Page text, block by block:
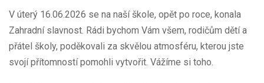
V úterý 16.06.2026 se na naší škole, opět po roce, konala
Zahradní slavnost. Rádi bychom Vám všem, rodičům dětí a
přátel školy, poděkovali za skvělou atmosféru, kterou jste
svojí přítomností pomohli vytvořit. Vážíme si toho.